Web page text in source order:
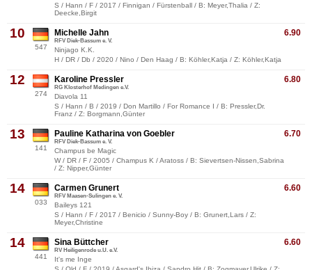
S / Hann / F / 2017 / Finnigan / Fürstenball / B: Meyer,Thalia / Z:
Deecke,Birgit
10
547
6.90
Michelle Jahn
RFV Diek-Bassum e. V.
Ninjago K.K.
H / DR / Db / 2020 / Nino / Den Haag / B: Köhler,Katja / Z: Köhler,Katja
12
274
6.80
Karoline Pressler
RG Klosterhof Medingen e.V.
Diavola 11
S / Hann / B / 2019 / Don Martillo / For Romance I / B: Pressler,Dr.
Franz / Z: Borgmann,Günter
13
141
6.70
Pauline Katharina von Goebler
RFV Diek-Bassum e. V.
Champus be Magic
W / DR / F / 2005 / Champus K / Aratoss / B: Sievertsen-Nissen,Sabrina
/ Z: Nipper,Günter
14
033
6.60
Carmen Grunert
RFV Maasen-Sulingen e. V.
Baileys 121
S / Hann / F / 2017 / Benicio / Sunny-Boy / B: Grunert,Lars / Z:
Meyer,Christine
14
441
6.60
Sina Büttcher
RV Heiligenrode u.U. e.V.
It's me Inge